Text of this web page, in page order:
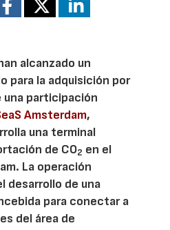
alcanzado un
para la adquisición por
una participación
Amsterdam,
una terminal
de CO2 en el
La operación
desarrollo de una
para conectar a
del área de